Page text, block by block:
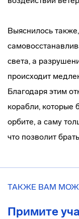
Выяснилось
света, а
происходит
Благодаря этим
корабли, которые
орбите, а саму
что позволит
ТАКЖЕ ВАМ
Примите